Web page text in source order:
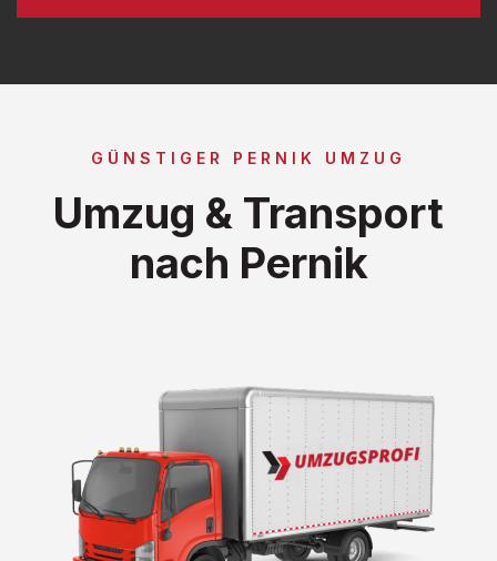
GÜNSTIGER PERNIK UMZUG
Umzug & Transport
nach Pernik